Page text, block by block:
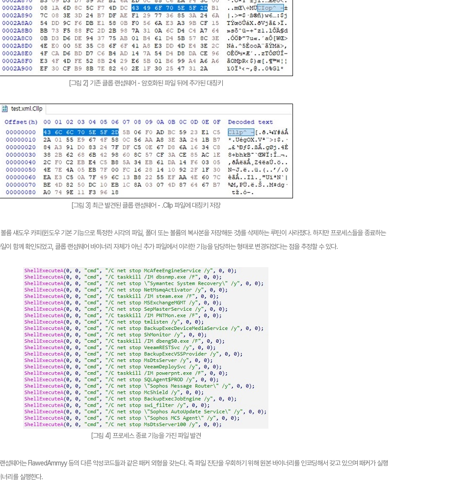
[그림 2] 기존 클롭 랜섬웨어 - 암호화된 파일 뒤에 추가된 대칭키
[그림 3] 최근 발견된 클롭 랜섬웨어 - .Cllp 파일에 대칭키 저장
륨 섀도우 카피(윈도우 기본 기능으로 특정한 시각의 파일, 폴더 또는 볼륨의 복사본을 저장해둔 것)를 삭제하는 루틴이 사라졌다. 하지만 프로세스들을 종료하는
이 함께 확인되었고, 클롭 랜섬웨어 바이너리 자체가 아닌 추가 파일에서 이러한 기능을 담당하는 형태로 변경되었다는 점을 추정할 수 있다.
[그림 4] 프로세스 종료 기능을 가진 파일 발견
섬웨어는 FlawedAmmyy 등의 다른 악성코드들과 같은 패커 외형을 갖는다. 즉 파일 진단을 우회하기 위해 원본 바이너리를 인코딩해서 갖고 있으며 패커가 실행
너리를 실행한다.